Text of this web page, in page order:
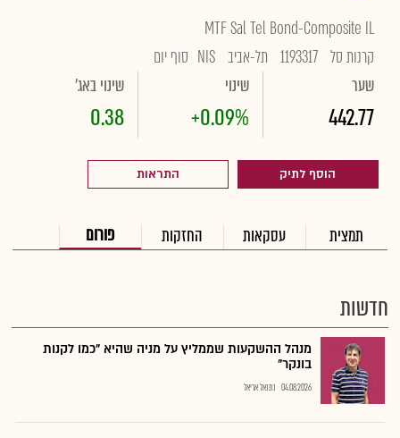
MTF Sal Tel Bond-Composite IL
קרנות סל 1193317 תל-אביב NIS סוף יום
שער
442.77
שינוי
+0.09%
שינוי באג'
0.38
הוסף לתיק התראות
תמצית עסקאות החזקות פורום
חדשות
מנהל ההשקעות שממליץ על מניה שהיא "כמו לקנות
בונקר"
04.08.2026 נתנאל אריאל